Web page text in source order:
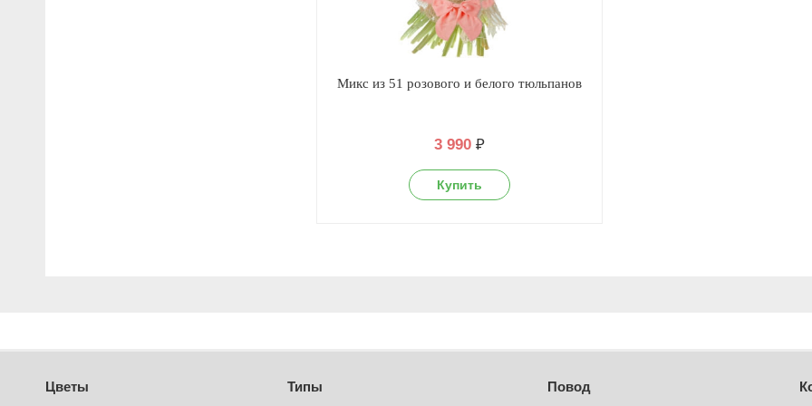
Микс из 51 розового и белого тюльпанов
3 990 ₽
Цветы Типы Повод